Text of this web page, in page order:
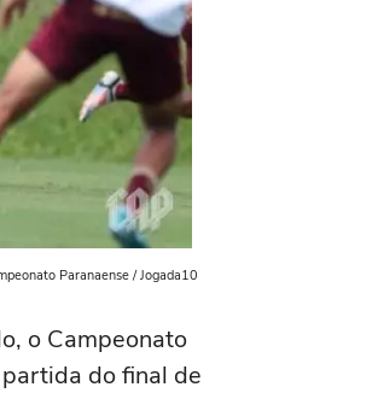
Paranaense / Jogada10
o Campeonato
do final de